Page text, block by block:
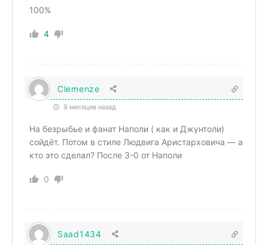
100%
4
Clemenze
9 месяцев назад
На безрыбье и фанат Наполи ( как и Джунтоли)
сойдёт. Потом в стиле Людвига Аристарховича — а
кто это сделал? После 3-0 от Наполи
0
Saad1434